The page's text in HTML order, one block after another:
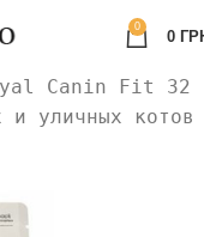
0
0
Canin Fit 32
и уличных котов